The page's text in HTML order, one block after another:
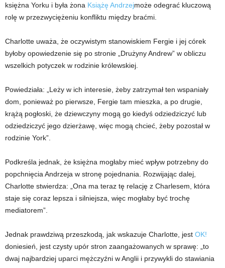
księżna Yorku i była żona Książę Andrzejmoże odegrać kluczową
rolę w przezwyciężeniu konfliktu między braćmi.
Charlotte uważa, że ​​oczywistym stanowiskiem Fergie i jej córek
byłoby opowiedzenie się po stronie „Drużyny Andrew” w obliczu
wszelkich potyczek w rodzinie królewskiej.
Powiedziała: „Leży w ich interesie, żeby zatrzymał ten wspaniały
dom, ponieważ po pierwsze, Fergie tam mieszka, a po drugie,
krążą pogłoski, że dziewczyny mogą go kiedyś odziedziczyć lub
odziedziczyć jego dzierżawę, więc mogą chcieć, żeby pozostał w
rodzinie York”.
Podkreśla jednak, że księżna mogłaby mieć wpływ potrzebny do
popchnięcia Andrzeja w stronę pojednania. Rozwijając dalej,
Charlotte stwierdza: „Ona ma teraz tę relację z Charlesem, która
staje się coraz lepsza i silniejsza, więc mogłaby być trochę
mediatorem”.
Jednak prawdziwą przeszkodą, jak wskazuje Charlotte, jest OK!
doniesień, jest czysty upór stron zaangażowanych w sprawę: „to
dwaj najbardziej uparci mężczyźni w Anglii i przywykli do stawiania